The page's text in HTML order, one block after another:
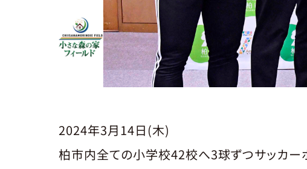
2024年3月14日(木)
柏市内全ての小学校42校へ3球ずつサッカー